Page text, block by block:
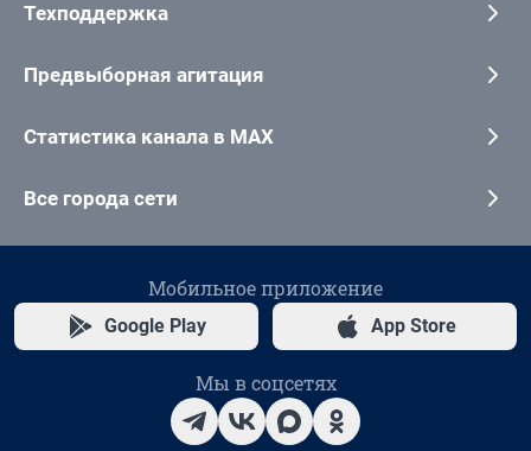
Техподдержка
Предвыборная агитация
Статистика канала в MAX
Все города сети
Мобильное приложение
Google Play App Store
Мы в соцсетях